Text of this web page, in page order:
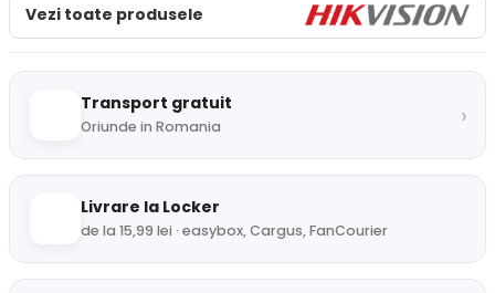
Vezi toate produsele
Transport gratuit
Oriunde in Romania ›
Livrare la Locker
de la 15,99 lei · easybox, Cargus, FanCourier